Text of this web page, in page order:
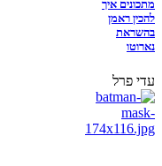
מתכונים איך
להכין ראמן
בהשראת
נארוטו
עדי פרל